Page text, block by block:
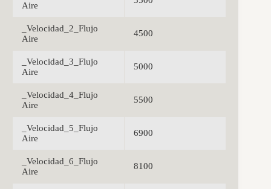
Aire
_Velocidad_2_Flujo
Aire
4500
_Velocidad_3_Flujo
Aire
5000
_Velocidad_4_Flujo
Aire
5500
_Velocidad_5_Flujo
Aire
6900
_Velocidad_6_Flujo
Aire
8100